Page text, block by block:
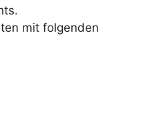
mit folgenden